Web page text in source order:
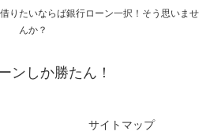
りたいならば銀行ローン一択！そう思いませ
んか？
ンしか勝たん！
サイトマップ